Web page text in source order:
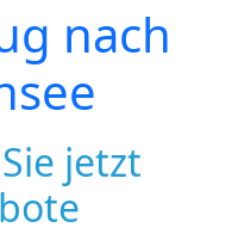
nach
jetzt